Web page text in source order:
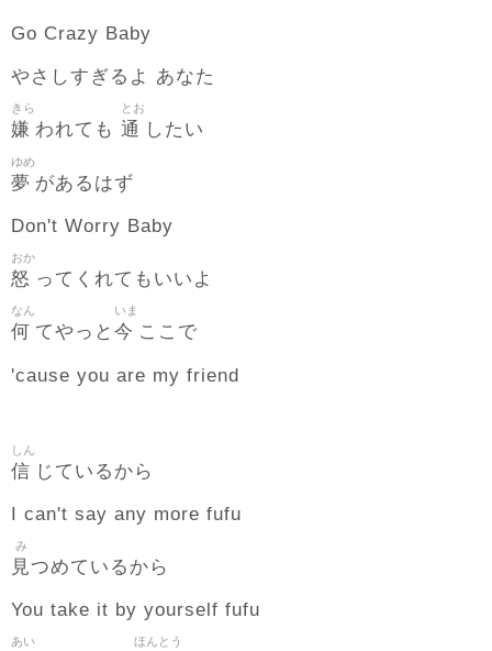
Go Crazy Baby
やさしすぎるよ あなた
嫌
きら
われても 通
とお
したい
夢
ゆめ
があるはず
Don't Worry Baby
怒
おか
ってくれてもいいよ
何
なん
てやっと 今
いま
ここで
'cause you are my friend
信
しん
じているから
I can't say any more fufu
見
み
つめているから
You take it by yourself fufu
あい ほんとう